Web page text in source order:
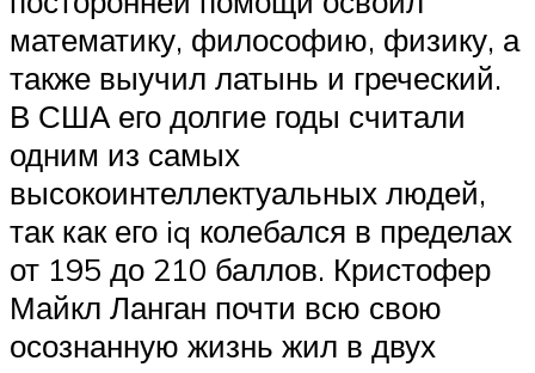
математику, философию, физику, а
также выучил латынь и греческий.
В США его долгие годы считали
одним из самых
высокоинтеллектуальных людей,
так как его iq колебался в пределах
от 195 до 210 баллов. Кристофер
Майкл Ланган почти всю свою
осознанную жизнь жил в двух